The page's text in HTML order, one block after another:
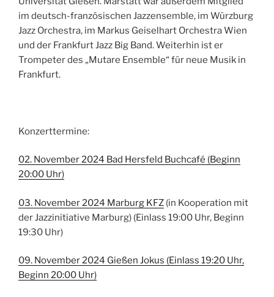
im deutsch-französischen Jazzensemble, im Würzburg
Jazz Orchestra, im Markus Geiselhart Orchestra Wien
und der Frankfurt Jazz Big Band. Weiterhin ist er
Trompeter des „Mutare Ensemble“ für neue Musik in
Frankfurt.
Konzerttermine:
02. November 2024 Bad Hersfeld Buchcafé (Beginn
20:00 Uhr)
03. November 2024 Marburg KFZ (in Kooperation mit
der Jazzinitiative Marburg) (Einlass 19:00 Uhr, Beginn
19:30 Uhr)
09. November 2024 Gießen Jokus (Einlass 19:20 Uhr,
Beginn 20:00 Uhr)